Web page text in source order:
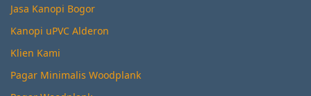
Jasa Kanopi Bogor
Kanopi uPVC Alderon
Klien Kami
Pagar Minimalis Woodplank